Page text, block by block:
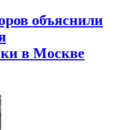
объяснили
в Москве